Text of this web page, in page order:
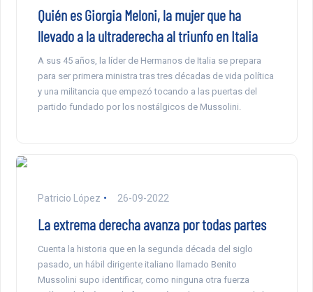
Quién es Giorgia Meloni, la mujer que ha
llevado a la ultraderecha al triunfo en Italia
A sus 45 años, la líder de Hermanos de Italia se prepara
para ser primera ministra tras tres décadas de vida política
y una militancia que empezó tocando a las puertas del
partido fundado por los nostálgicos de Mussolini.
Patricio López 26-09-2022
La extrema derecha avanza por todas partes
Cuenta la historia que en la segunda década del siglo
pasado, un hábil dirigente italiano llamado Benito
Mussolini supo identificar, como ninguna otra fuerza